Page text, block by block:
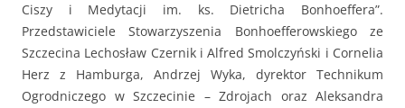
Ciszy i Medytacji im. ks. Dietricha Bonhoeffera”.
Przedstawiciele Stowarzyszenia Bonhoefferowskiego ze
Szczecina Lechosław Czernik i Alfred Smolczyński i Cornelia
Herz z Hamburga, Andrzej Wyka, dyrektor Technikum
Ogrodniczego w Szczecinie – Zdrojach oraz Aleksandra